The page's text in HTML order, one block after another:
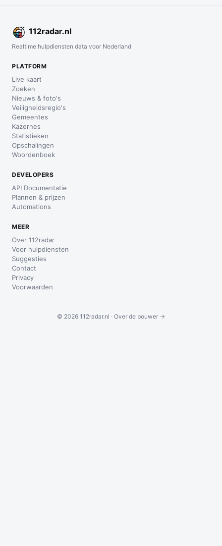
112radar.nl
Realtime hulpdiensten data voor Nederland
PLATFORM
Live kaart
Zoeken
Nieuws & foto's
Veiligheidsregio's
Gemeentes
Kazernes
Statistieken
Opschalingen
Woordenboek
DEVELOPERS
API Documentatie
Plannen & prijzen
Automations
MEER
Over 112radar
Voor hulpdiensten
Suggesties
Contact
Privacy
Voorwaarden
© 2026 112radar.nl · Over de bouwer →